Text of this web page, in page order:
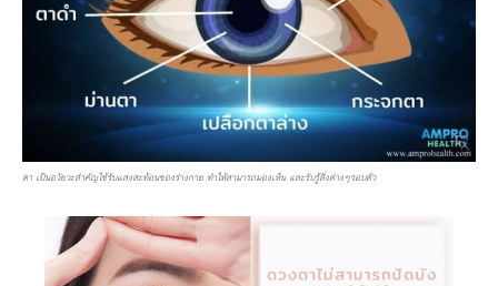
ตา เป็นอวัยวะสำคัญใช้รับแสงสะท้อนของร่างกาย ทำให้สามารถมองเห็น และรับรู้สิ่งต่างๆรอบตัว